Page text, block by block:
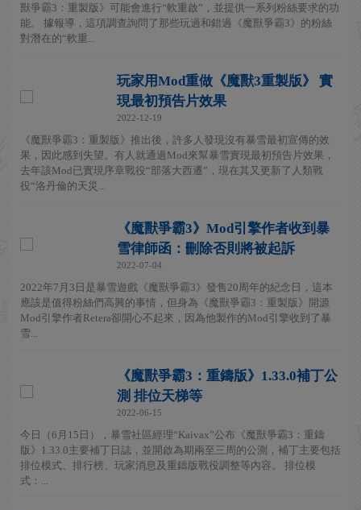
獸爭霸3：重製版》可能會進行“軟重啟”，並提供一系列粉絲要求的功
能。 據報導，這項調查詢問了那些玩過和錯過《魔獸爭霸3》的粉絲
對潛在的“軟重...
玩家用Mod重做《魔獸3重製版》 實
現最初預告片效果
2022-12-19
《魔獸爭霸3：重製版》推出後，許多人發現沒有暴雪最初宣傳的效
果，因此感到失望。有人就通過Mod來幫暴雪實現最初預告片效果，
去年該Mod已實現序章戰役“部落大西遷”，現在其又更新了人類戰
役“洛丹倫的天災...
《魔獸爭霸3》Mod引擎作者收到暴
雪律師函：刪除否則將被起訴
2022-07-04
2022年7月3日是暴雪遊戲《魔獸爭霸3》發售20周年的紀念日，這本
應該是值得粉絲們高興的事情，但身為《魔獸爭霸3：重製版》開源
Mod引擎作者Retera卻開心不起來，因為他製作的Mod引擎收到了暴
雪...
《魔獸爭霸3：重鑄版》1.33.0補丁公
測 排位天梯等
2022-06-15
今日（6月15日），暴雪社區經理“Kaivax”公布《魔獸爭霸3：重鑄
版》1.33.0主要補丁日誌，並開啟為期兩至三周的公測，補丁主要包括
排位模式、排行榜、玩家消息及重鑄版戰役調整等內容。 排位模
式：...